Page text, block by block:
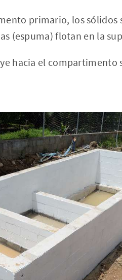
primario, los sólidos
(espuma) flotan en la
hacia el compartimento